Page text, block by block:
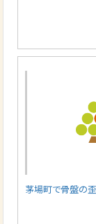
茅場町で骨盤の